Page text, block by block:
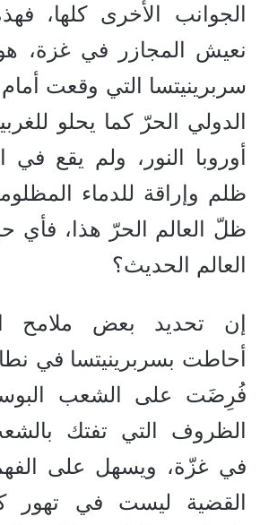
الجوانب الأخرى كلها،
نعيش المجازر في غزة،
سربرينيتسا التي وقعت
الدولي الحرّ كما يحلو
أوروبا النور، ولم يقع في
ظلم وإراقة للدماء
ظلّ العالم الحرّ هذا، فأي
العالم الحديث؟
إن تحديد بعض ملامح
أحاطت بسربرينيتسا في
فُرِضَت على الشعب
الظروف التي تفتك
في غزّة، ويسهل على
القضية ليست في تهور